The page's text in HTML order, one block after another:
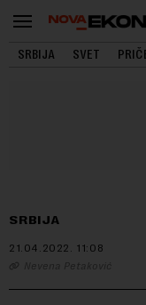
SRBIJA SVET
SRBIJA
21.04.2022. 11:08
Nevena Petaković